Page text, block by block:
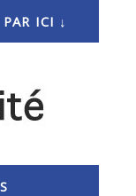
ICI ↓